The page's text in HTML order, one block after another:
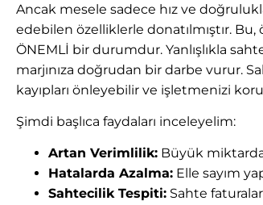
Ancak mesele sadece hız ve
edebilen özelliklerle donatılmıştır.
ÖNEMLİ bir durumdur. Yanlışlıkla
marjınıza doğrudan bir darbe vurur.
kayıpları önleyebilir ve işletmenizi
Şimdi başlıca faydaları inceleyelim:
Artan Verimlilik: Büyük
Hatalarda Azalma: Elle sayım
Sahtecilik Tespiti: Sahte